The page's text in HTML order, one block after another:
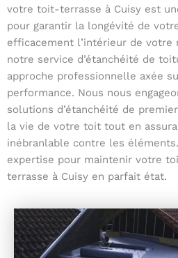
votre toit-terrasse à Cuisy est
pour garantir la longévité de
efficacement l’intérieur de votre
notre service d’étanchéité de
approche professionnelle axée
performance. Nous nous
solutions d’étanchéité de
la vie de votre toit tout en
inébranlable contre les
expertise pour maintenir votre
terrasse à Cuisy en parfait état.